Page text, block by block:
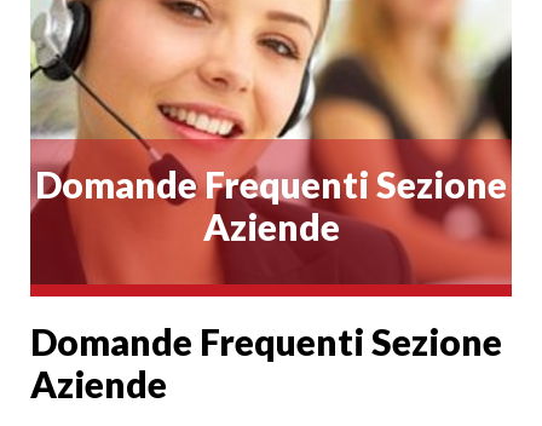
Domande Frequenti Sezione
Aziende
Domande Frequenti Sezione
Aziende